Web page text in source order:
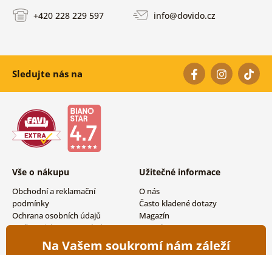
+420 228 229 597 info@dovido.cz
Sledujte nás na
Vše o nákupu
Obchodní a reklamační
podmínky
Ochrana osobních údajů
Možnosti dopravy a platby
Vrácení zboží
Užitečné informace
O nás
Často kladené dotazy
Magazín
Kontakty
Velkoobchodní spolupráce
Na Vašem soukromí nám záleží